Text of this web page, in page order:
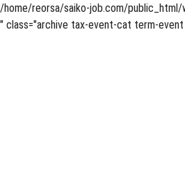
/home/reorsa/saiko-job.com/
" class="archive tax-event-cat term-